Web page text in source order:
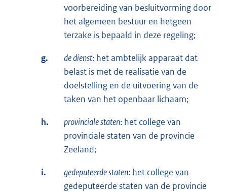
voorbereiding van besluitvorming door
het algemeen bestuur en hetgeen
terzake is bepaald in deze regeling;
g. de dienst: het ambtelijk apparaat dat
belast is met de realisatie van de
doelstelling en de uitvoering van de
taken van het openbaar lichaam;
h. provinciale staten: het college van
provinciale staten van de provincie
Zeeland;
i. gedeputeerde staten: het college van
gedeputeerde staten van de provincie